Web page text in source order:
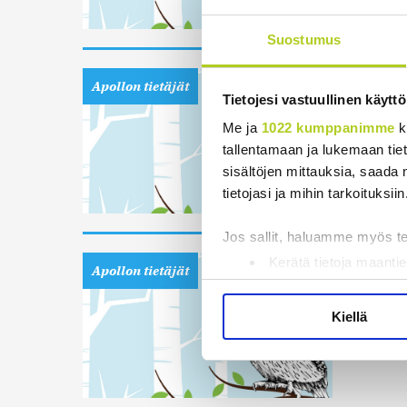
Suostumus
Tietojesi vastuullinen käyttö
Me ja 1022 kumppanimme
tallentamaan ja lukemaan
sisältöjen mittauksia, saada
tietojasi ja mihin tarkoituksiin.
Jos sallit, haluamme myös
Kerätä tietoja
Tunnistaa laitteesi
Lue lisää siitä, miten
Käytämme evästeitä
ja kävijämäärämme
Kiellä
Apollon tietäjät
illasta
9.11.2023
Apollon tietäjät
Liike
latujaan